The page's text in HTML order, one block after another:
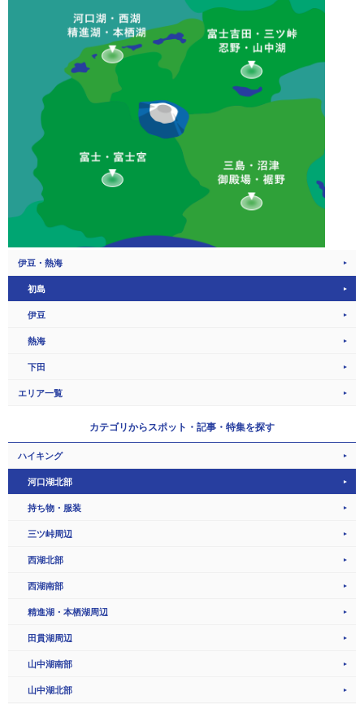
伊豆・熱海
初島
伊豆
熱海
下田
エリア一覧
カテゴリからスポット・記事・特集を探す
ハイキング
河口湖北部
持ち物・服装
三ツ峠周辺
西湖北部
西湖南部
精進湖・本栖湖周辺
田貫湖周辺
山中湖南部
山中湖北部